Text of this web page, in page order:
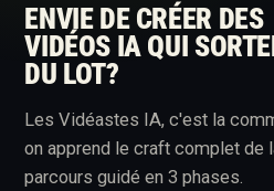
ENVIE DE CRÉER DES
VIDÉOS IA QUI
DU LOT?
Les Vidéastes IA, c'est la
on apprend le craft complet de
parcours guidé en 3 phases.